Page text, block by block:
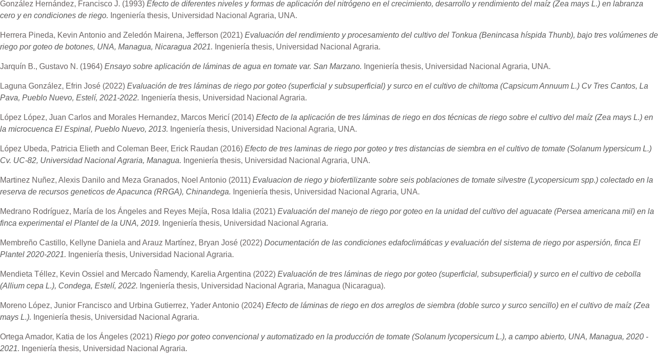
González Hernández, Francisco J. (1993)Efecto de diferentes niveles y formas de aplicación del nitrógeno en el crecimiento, desarrollo y rendimiento del maíz (Zea mays L.) en labranza
cero y en condiciones de riego. Ingeniería thesis, Universidad Nacional Agraria, UNA.
Herrera Pineda, Kevin Antonioand Zeledón Mairena, Jefferson (2021)Evaluación del rendimiento y procesamiento del cultivo del Tonkua (Benincasa híspida Thunb), bajo tres volúmenes de
riego por goteo de botones, UNA, Managua, Nicaragua 2021. Ingeniería thesis, Universidad Nacional Agraria.
Jarquín B., Gustavo N. (1964)Ensayo sobre aplicación de láminas de agua en tomate var. San Marzano. Ingeniería thesis, Universidad Nacional Agraria, UNA.
Laguna González, Efrin José (2022)Evaluación de tres láminas de riego por goteo (superficial y subsuperficial) y surco en el cultivo de chiltoma (Capsicum Annuum L.) Cv Tres Cantos, La
Pava, Pueblo Nuevo, Estelí, 2021-2022. Ingeniería thesis, Universidad Nacional Agraria.
López López, Juan Carlosand Morales Hernandez, Marcos Mericí(2014)Efecto de la aplicación de tres láminas de riego en dos técnicas de riego sobre el cultivo del maíz (Zea mays L.) en
la microcuenca El Espinal, Pueblo Nuevo, 2013. Ingeniería thesis, Universidad Nacional Agraria, UNA.
López Ubeda, Patricia Elieth and Coleman Beer, Erick Raudan (2016)Efecto de tres laminas de riego por goteo y tres distancias de siembra en el cultivo de tomate (Solanum lypersicum L.)
Cv. UC-82, Universidad Nacional Agraria, Managua. Ingeniería thesis, Universidad Nacional Agraria, UNA.
Martinez Nuñez, Alexis Daniloand Meza Granados, Noel Antonio (2011)Evaluacion de riego y biofertilizante sobre seis poblaciones de tomate silvestre (Lycopersicum spp.) colectado en la
reserva de recursos geneticos de Apacunca (RRGA), Chinandega. Ingeniería thesis, Universidad Nacional Agraria, UNA.
Medrano Rodríguez, María de los Ángelesand Reyes Mejía, Rosa Idalia (2021)Evaluación del manejo de riego por goteo en la unidad del cultivo del aguacate (Persea americana mil) en la
finca experimental el Plantel de la UNA, 2019. Ingeniería thesis, Universidad Nacional Agraria.
Membreño Castillo, Kellyne Daniela andArauz Martínez, Bryan José (2022)Documentación de las condiciones edafoclimáticas y evaluación del sistema de riego por aspersión, finca El
Plantel 2020-2021. Ingeniería thesis, Universidad Nacional Agraria.
Mendieta Téllez, Kevin Ossiel and Mercado Ñamendy, Karelia Argentina (2022)Evaluación de tres láminas de riego por goteo (superficial, subsuperficial) y surco en el cultivo de cebolla
(Allium cepa L.), Condega, Estelí, 2022. Ingeniería thesis, Universidad Nacional Agraria, Managua (Nicaragua).
Moreno López, Junior Franciscoand Urbina Gutierrez, Yader Antonio (2024)Efecto de láminas de riego en dos arreglos de siembra (doble surco y surco sencillo) en el cultivo de maíz (Zea
mays L.). Ingeniería thesis, Universidad Nacional Agraria.
Ortega Amador, Katia de los Ángeles (2021)Riego por goteo convencional y automatizado en la producción de tomate (Solanum lycopersicum L.), a campo abierto, UNA, Managua, 2020 -
2021. Ingeniería thesis, Universidad Nacional Agraria.